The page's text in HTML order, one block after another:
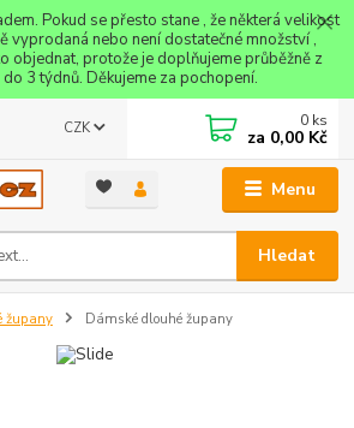
Pokud se přesto stane , že některá velikost
vyprodaná nebo není dostatečné množství ,
objednat, protože je doplňujeme průběžně z
3 týdnů. Děkujeme za pochopení.
Menu
CZK
Hledat
0 ks
za 0,00 Kč
župany Dámské dlouhé župany